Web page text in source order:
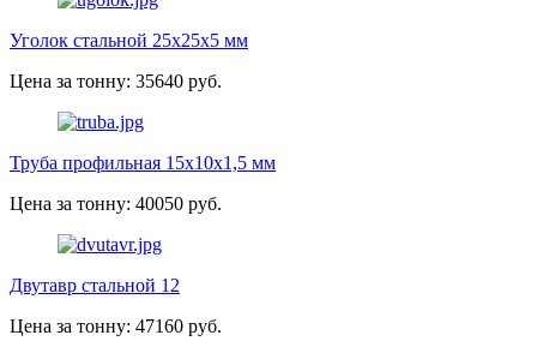
Уголок стальной 25х25х5 мм
Цена за тонну: 35640 руб.
Труба профильная 15х10х1,5 мм
Цена за тонну: 40050 руб.
Двутавр стальной 12
Цена за тонну: 47160 руб.